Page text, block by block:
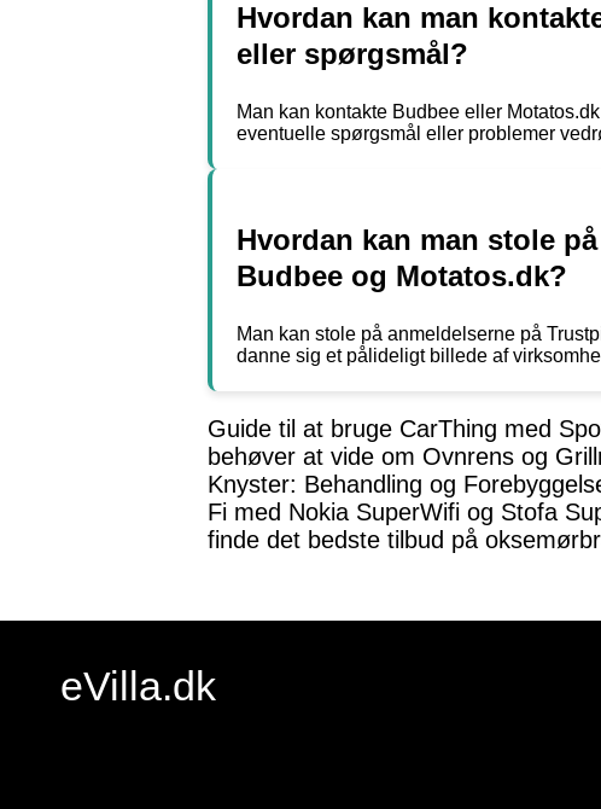
Hvordan kan man
eller spørgsmål?
Man kan kontakte Budbee eller
eventuelle spørgsmål eller problemer
Hvordan kan man stole
Budbee og Motatos.dk?
Man kan stole på anmeldelserne på
danne sig et pålideligt billede af
Guide til at bruge CarThing med
behøver at vide om Ovnrens og
Knyster: Behandling og
Fi med Nokia SuperWifi og Stofa
finde det bedste tilbud på
eVilla.dk